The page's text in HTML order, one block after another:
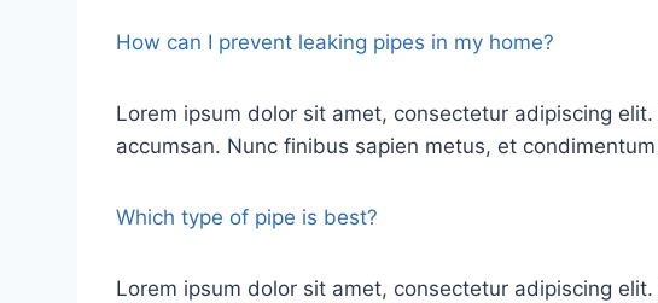
How can I prevent leaking pipes in my home?
Lorem ipsum dolor sit amet, consectetur adipiscing
accumsan. Nunc finibus sapien metus, et
Which type of pipe is best?
Lorem ipsum dolor sit amet, consectetur adipiscing